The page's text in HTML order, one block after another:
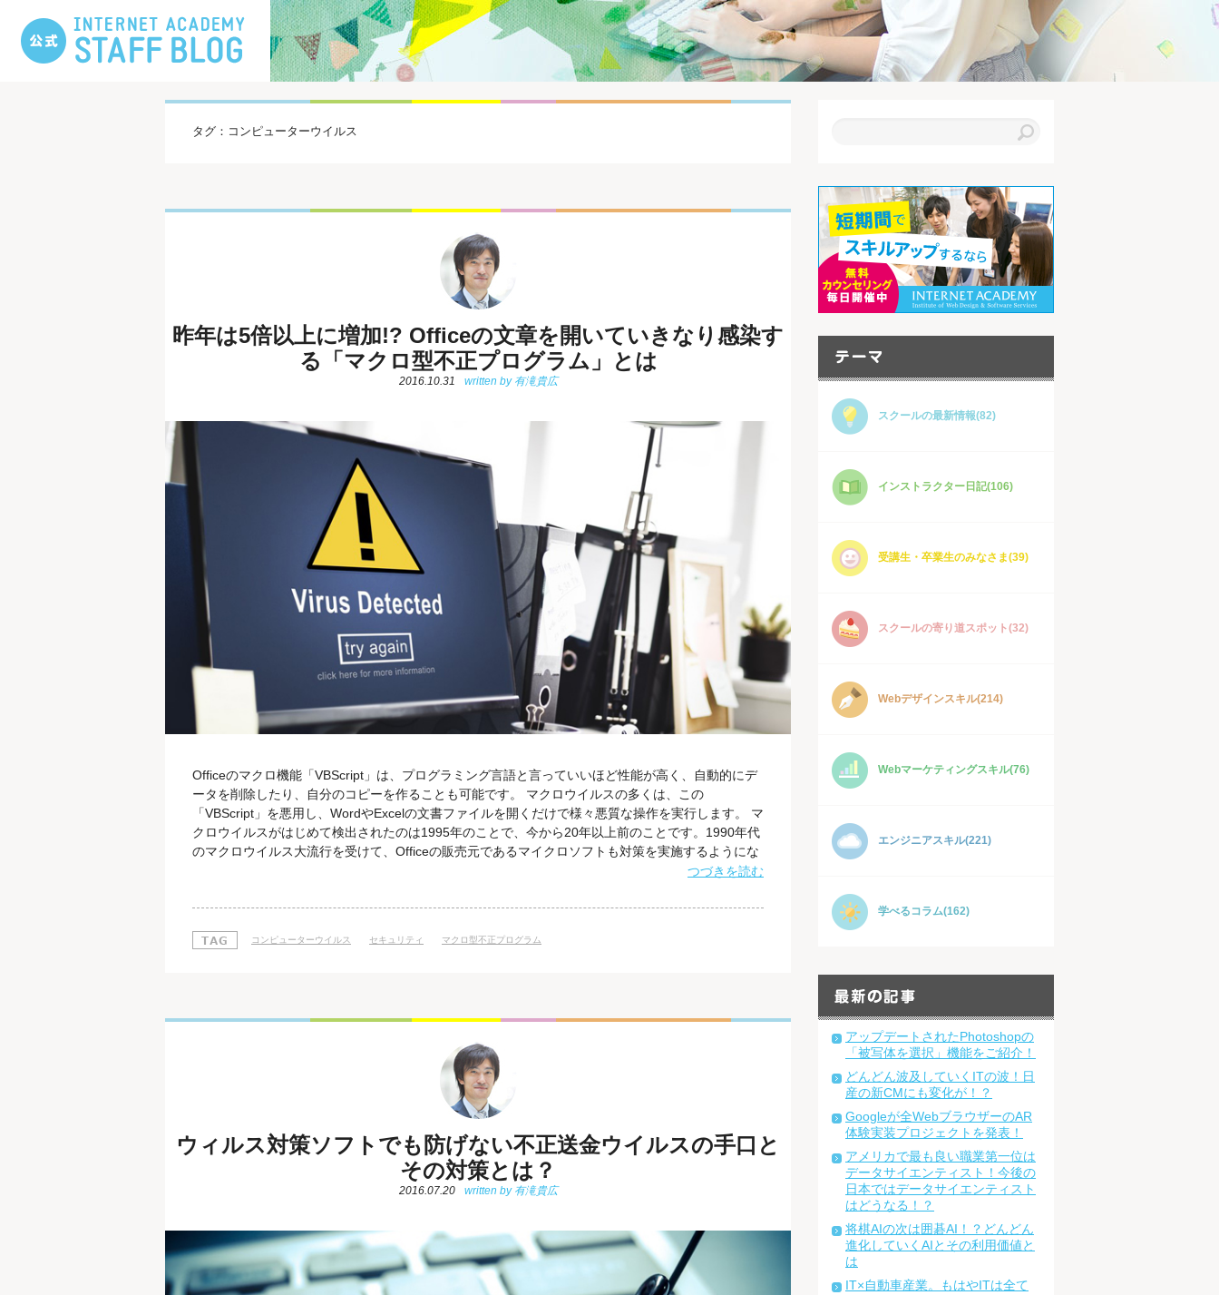
タグ：コンピューターウイルス
昨年は5倍以上に増加!? Officeの文章を開いていきなり感染す
る「マクロ型不正プログラム」とは
2016.10.31
Officeのマクロ機能「VBScript」は、プログラミング言語と言っていいほど性能が高く、自動的にデ
ータを削除したり、自分のコピーを作ることも可能です。 マクロウイルスの多くは、この
「VBScript」を悪用し、WordやExcelの文書ファイルを開くだけで様々悪質な操作を実行します。 マ
クロウイルスがはじめて検出されたのは1995年のことで、今から20年以上前のことです。1990年代
のマクロウイルス大流行を受けて、Officeの販売元であるマイクロソフトも対策を実施するようにな
りました。Office 2007ではマクロ無効化設定がデフォルトとなり、以降ウイルスも廃れていきまし
ロウイルスが増えてき
つづきを読む
コンピューターウイルス セキュリティ マクロ型不正プログラム
ウィルス対策ソフトでも防げない不正送金ウイルスの手口と
その対策とは？
2016.07.20
スクールの最新情報(82)
インストラクター日記(106)
受講生・卒業生のみなさま(39)
スクールの寄り道スポット(32)
Webデザインスキル(214)
Webマーケティングスキル(76)
エンジニアスキル(221)
学べるコラム(162)
アップデートされたPhotoshopの
「被写体を選択」機能をご紹介！
どんどん波及していくITの波！日
産の新CMにも変化が！？
Googleが全WebブラウザーのAR
体験実装プロジェクトを発表！
アメリカで最も良い職業第一位は
データサイエンティスト！今後の
日本ではデータサイエンティスト
はどうなる！？
将棋AIの次は囲碁AI！？どんどん
進化していくAIとその利用価値と
は
IT×自動車産業。もはやITは全て